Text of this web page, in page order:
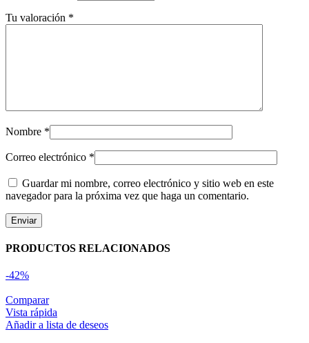
Tu valoración *
Nombre *
Correo electrónico *
Guardar mi nombre, correo electrónico y sitio web en este
navegador para la próxima vez que haga un comentario.
PRODUCTOS RELACIONADOS
-42%
Comparar
Vista rápida
Añadir a lista de deseos